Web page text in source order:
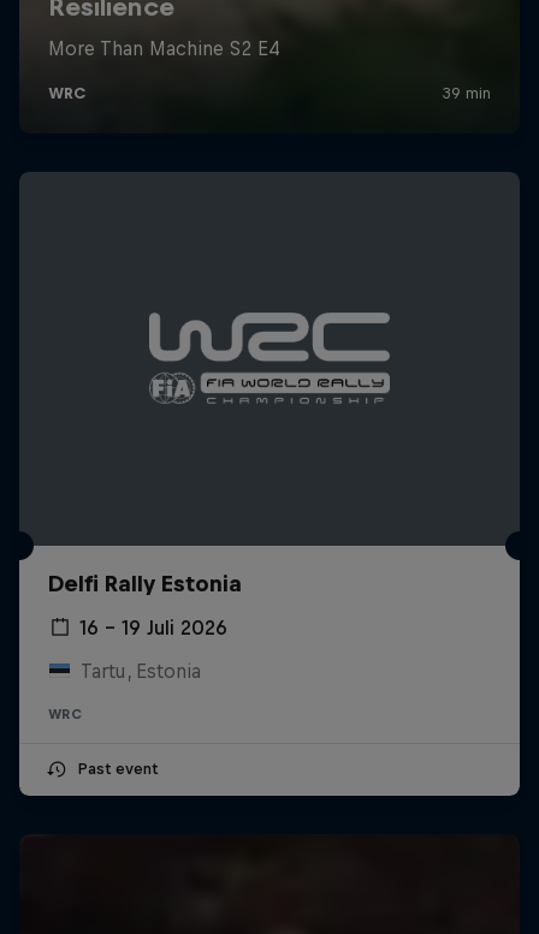
Delfi Rally Estonia
16 – 19 Juli 2026
Tartu, Estonia
WRC
Past event